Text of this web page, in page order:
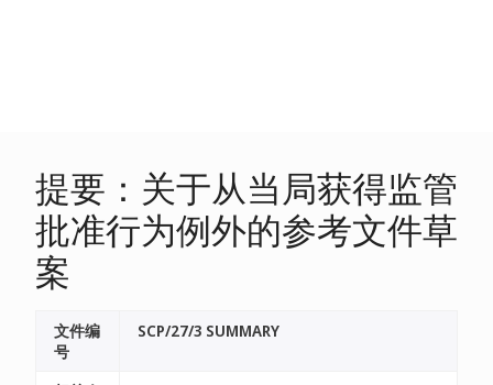
提要：关于从当局获得监管
批准行为例外的参考文件草
案
文件编
号
SCP/27/3 SUMMARY